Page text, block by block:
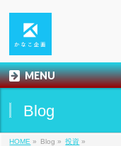
MENU
Blog
HOME » Blog » 投資 »